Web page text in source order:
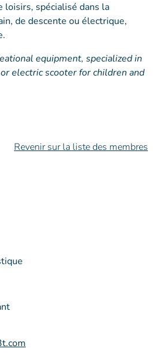
loisirs, spécialisé dans la
de descente ou électrique,
equipment, specialized in
electric scooter for children and
Revenir sur la liste des membres